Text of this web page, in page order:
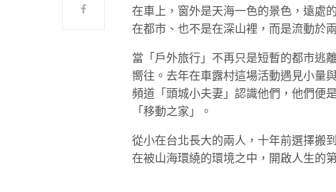
在車上，窗外是天海一色的景色，遠處
在都市、也不是在深山裡，而是流動於
當「戶外旅行」不再只是短暫的都市逃
嚮往。去年在車露村這場活動遇見小量
頻道「頭城小夫妻」認識他們，他們便
「移動之家」。
從小在台北長大的兩人，十年前選擇搬
在被山海環繞的環境之中，開啟人生的